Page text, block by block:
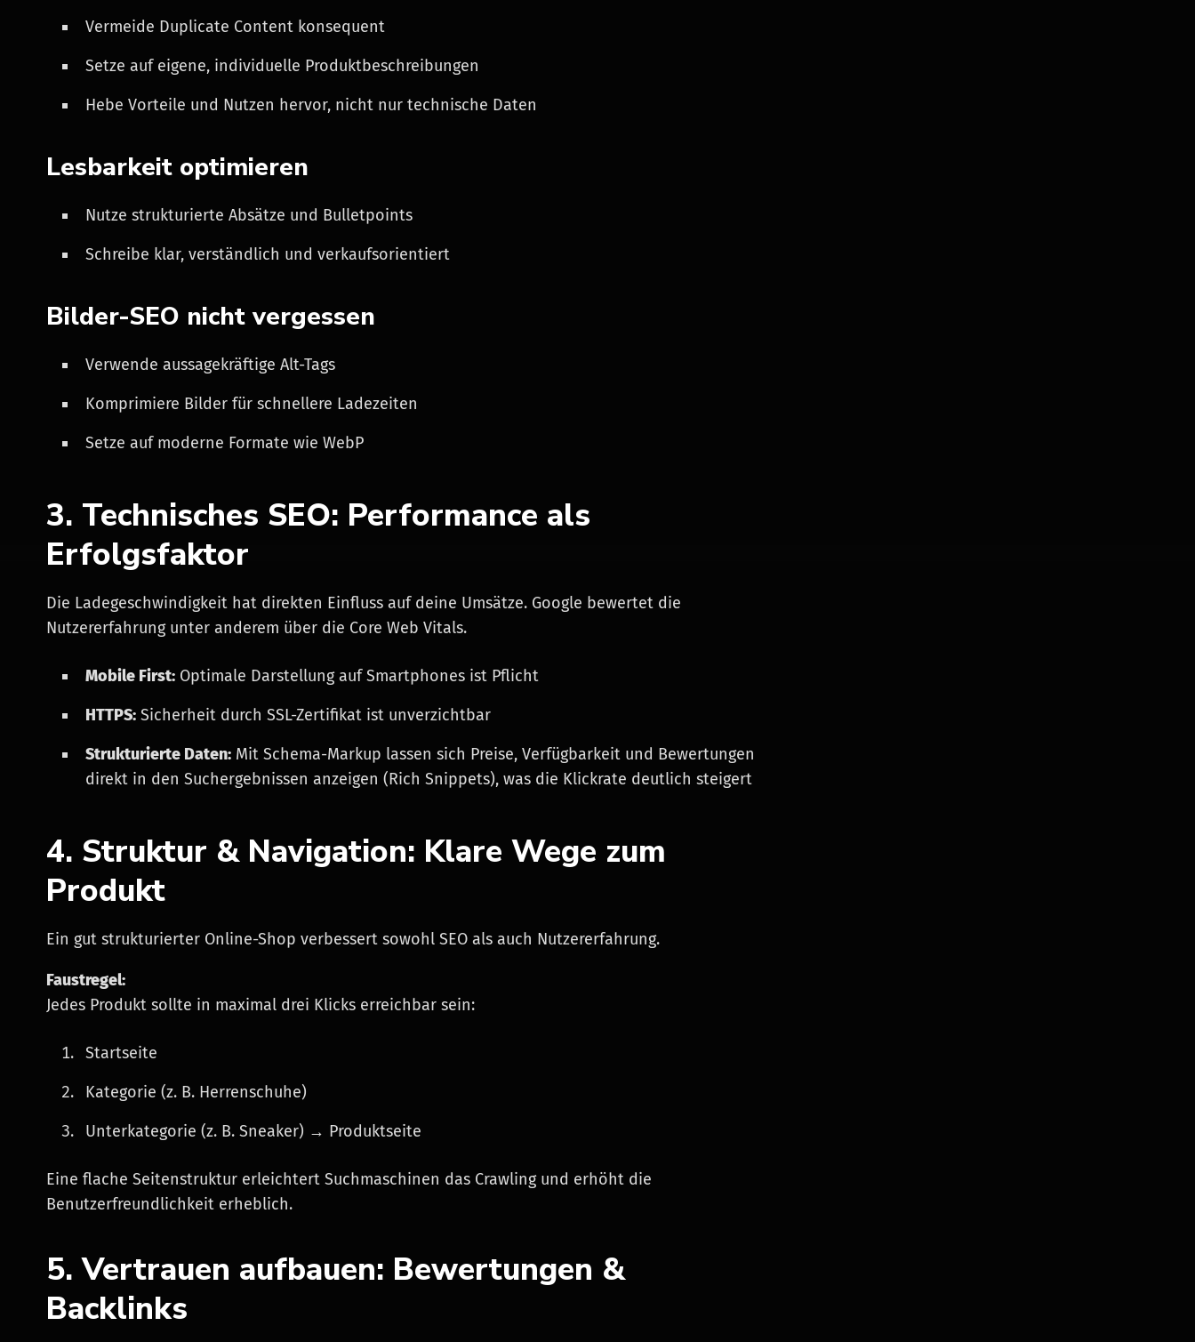
Vermeide Duplicate Content konsequent
Setze auf eigene, individuelle Produktbeschreibungen
Hebe Vorteile und Nutzen hervor, nicht nur technische Daten
Lesbarkeit optimieren
Nutze strukturierte Absätze und Bulletpoints
Schreibe klar, verständlich und verkaufsorientiert
Bilder-SEO nicht vergessen
Verwende aussagekräftige Alt-Tags
Komprimiere Bilder für schnellere Ladezeiten
Setze auf moderne Formate wie WebP
3. Technisches SEO: Performance als
Erfolgsfaktor
Die Ladegeschwindigkeit hat direkten Einfluss auf deine Umsätze. Google bewertet die
Nutzererfahrung unter anderem über die Core Web Vitals.
Mobile First: Optimale Darstellung auf Smartphones ist Pflicht
HTTPS: Sicherheit durch SSL-Zertifikat ist unverzichtbar
Strukturierte Daten: Mit Schema-Markup lassen sich Preise, Verfügbarkeit und Bewertungen
direkt in den Suchergebnissen anzeigen (Rich Snippets), was die Klickrate deutlich steigert
4. Struktur & Navigation: Klare Wege zum
Produkt
Ein gut strukturierter Online-Shop verbessert sowohl SEO als auch Nutzererfahrung.
Faustregel:
Jedes Produkt sollte in maximal drei Klicks erreichbar sein:
Startseite
Kategorie (z. B. Herrenschuhe)
Unterkategorie (z. B. Sneaker) → Produktseite
Eine flache Seitenstruktur erleichtert Suchmaschinen das Crawling und erhöht die
Benutzerfreundlichkeit erheblich.
5. Vertrauen aufbauen: Bewertungen &
Backlinks